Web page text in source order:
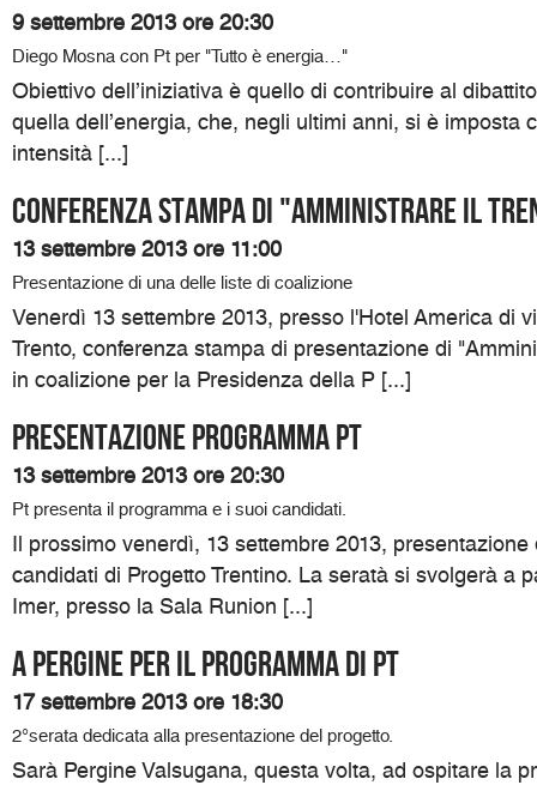
9 settembre 2013 ore 20:30
Diego Mosna con Pt per "Tutto è energia…"
Obiettivo dell’iniziativa è quello di contribuire al
quella dell’energia, che, negli ultimi anni, si è imposta
intensità [...]
Conferenza Stampa di "Amministrare il
13 settembre 2013 ore 11:00
Presentazione di una delle liste di coalizione
Venerdì 13 settembre 2013, presso l'Hotel America di
Trento, conferenza stampa di presentazione di
in coalizione per la Presidenza della P [...]
Presentazione programma Pt
13 settembre 2013 ore 20:30
Pt presenta il programma e i suoi candidati.
Il prossimo venerdì, 13 settembre 2013,
candidati di Progetto Trentino. La seratà si svolgerà a
Imer, presso la Sala Runion [...]
A Pergine per il programma di Pt
17 settembre 2013 ore 18:30
2°serata dedicata alla presentazione del progetto.
Sarà Pergine Valsugana, questa volta, ad ospitare la